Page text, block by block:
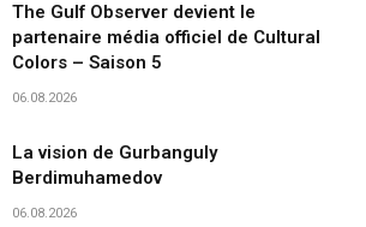
The Gulf Observer devient le
partenaire média officiel de Cultural
Colors – Saison 5
06.08.2026
La vision de Gurbanguly
Berdimuhamedov
06.08.2026